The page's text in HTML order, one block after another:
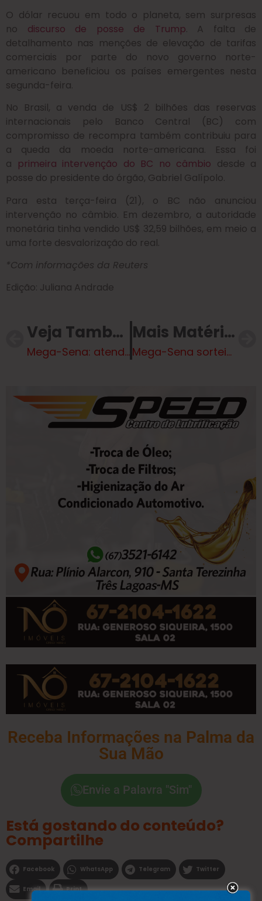
O dólar recuou em todo o planeta, sem surpresas
no discurso de posse de Trump. A falta de
detalhamento nas menções de elevação de tarifas
comerciais por parte do novo governo norte-
americano beneficiou os países emergentes nesta
segunda-feira.
No Brasil, a venda de US$ 2 bilhões das reservas
internacionais pelo Banco Central (BC) com
compromisso de recompra também contribuiu para
a queda da moeda norte-americana. Essa foi
a primeira intervenção do BC no câmbio desde a
posse do presidente do órgão, Gabriel Galípolo.
Para esta terça-feira (21), o BC não anunciou
intervenção no câmbio. Em dezembro, a autoridade
monetária tinha vendido US$ 32,59 bilhões, em meio a
uma forte desvalorização do real.
*Com informações da Reuters
Edição: Juliana Andrade
Veja Também
Mega-Sena: atendente de lotérica desvia bilhete premiado no DF
Mais Matérias
Mega-Sena sorteia nesta terça-feira prêmio acumulado em R$ 7 milhões
Receba Informações na Palma da
Sua Mão
Envie a Palavra "Sim"
Está gostando do conteúdo?
Compartilhe
Facebook WhatsApp Telegram Twitter
Email Print